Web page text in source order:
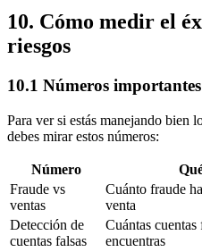
10. Cómo medir el
riesgos
10.1 Números
Para ver si estás manejando bien
debes mirar estos números:
Número
Fraude vs
ventas
Cuánto fraude
venta
Detección de
cuentas falsas
Cuántas cuentas
encuentras